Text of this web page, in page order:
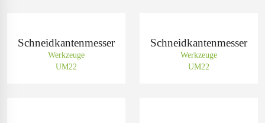
Schneidkantenmesser
Werkzeuge
UM22
Schneidkantenmesser
Werkzeuge
UM22